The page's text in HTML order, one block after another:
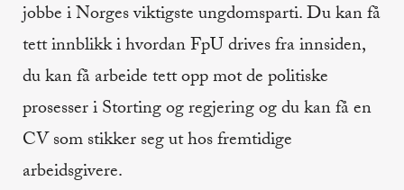
jobbe i Norges viktigste ungdomsparti. Du kan få
tett innblikk i hvordan FpU drives fra innsiden,
du kan få arbeide tett opp mot de politiske
prosesser i Storting og regjering og du kan få en
CV som stikker seg ut hos fremtidige
arbeidsgivere.